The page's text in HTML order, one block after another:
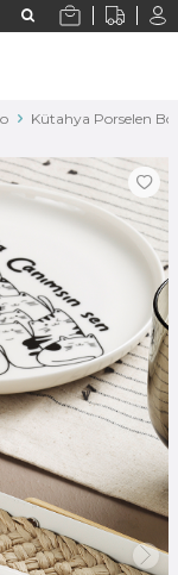
Kütahya Porselen